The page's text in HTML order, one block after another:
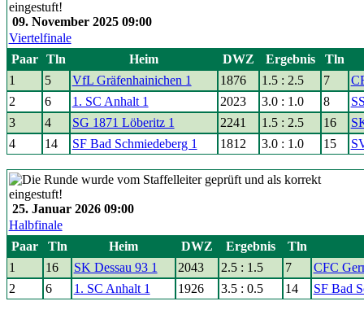
09. November 2025 09:00
Viertelfinale
Paar
Tln Heim DWZ Ergebnis
Tln
1
5 VfL Gräfenhainichen 1 1876 1.5 : 2.5 7
2
6 1. SC Anhalt 1 2023 3.0 : 1.0 8
3
4 SG 1871 Löberitz 1 2241 1.5 : 2.5 16
4
14 SF Bad Schmiedeberg 1 1812 3.0 : 1.0 15
25. Januar 2026 09:00
Halbfinale
Paar
Tln Heim DWZ Ergebnis
Tln
1
16 SK Dessau 93 1 2043 2.5 : 1.5 7
CFC
2
6 1. SC Anhalt 1 1926 3.5 : 0.5 14 SF Bad